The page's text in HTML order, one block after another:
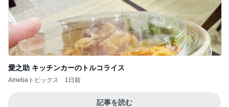
愛之助 キッチンカーのトルコライス
Amebaトピックス 1日前
記事を読む